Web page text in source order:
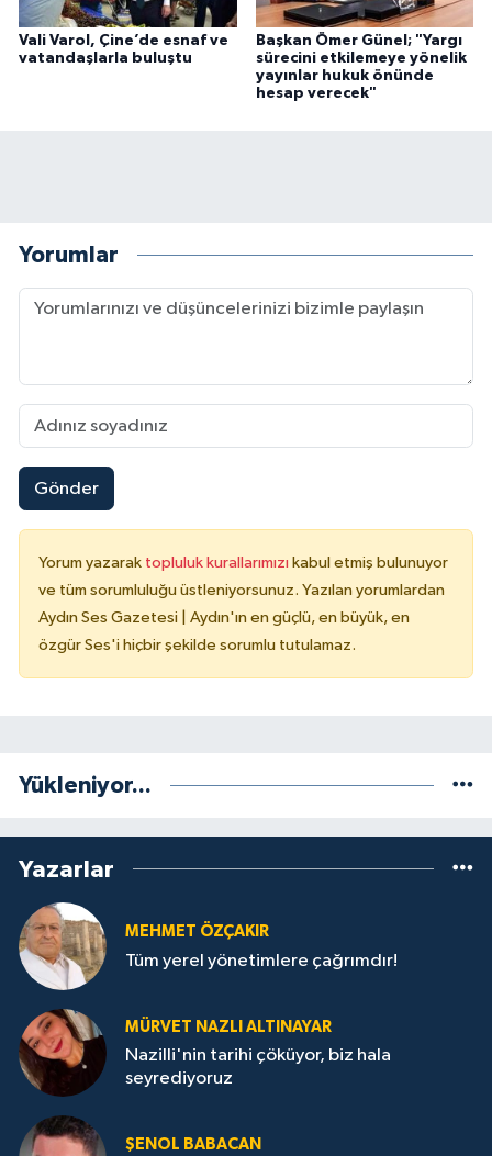
Vali Varol, Çine’de esnaf ve
vatandaşlarla buluştu
Başkan Ömer Günel; "Yargı
sürecini etkilemeye yönelik
yayınlar hukuk önünde
hesap verecek"
Yorumlar
Gönder
Yorum yazarak topluluk kurallarımızı kabul etmiş bulunuyor
ve tüm sorumluluğu üstleniyorsunuz. Yazılan yorumlardan
Aydın Ses Gazetesi | Aydın'ın en güçlü, en büyük, en
özgür Ses'i hiçbir şekilde sorumlu tutulamaz.
Yükleniyor...
Yazarlar
MEHMET ÖZÇAKIR
Tüm yerel yönetimlere çağrımdır!
MÜRVET NAZLI ALTINAYAR
Nazilli'nin tarihi çöküyor, biz hala
seyrediyoruz
ŞENOL BABACAN